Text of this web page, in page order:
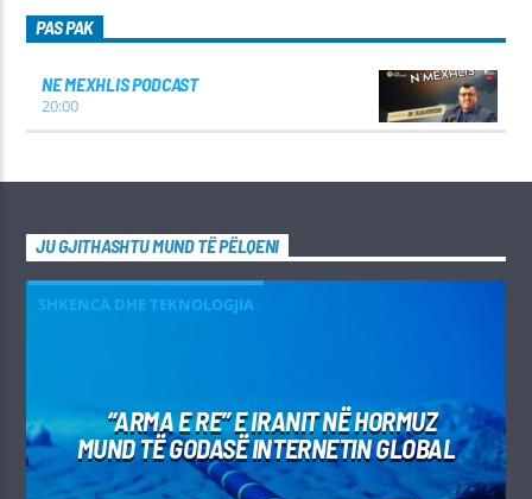
PAS PAK
NE MEXHLIS PODCAST
20:00
JU GJITHASHTU MUND TË PËLQENI
SHKENCA DHE TEKNOLOGJIA
“ARMA E RE” E IRANIT NË HORMUZ
MUND TË GODASË INTERNETIN GLOBAL